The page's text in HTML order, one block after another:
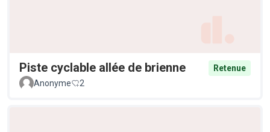
Piste cyclable allée de brienne
Retenue
Anonyme
2